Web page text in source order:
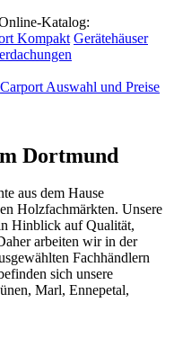
Katalog:
Kompakt Gerätehäuser
Carport Auswahl und Preise
Dortmund
aus dem Hause
Holzfachmärkten. Unsere
Hinblick auf Qualität,
arbeiten wir in der
Fachhändlern
sich unsere
Marl, Ennepetal,